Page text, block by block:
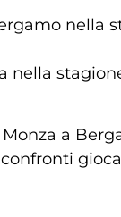
nella
nella
a